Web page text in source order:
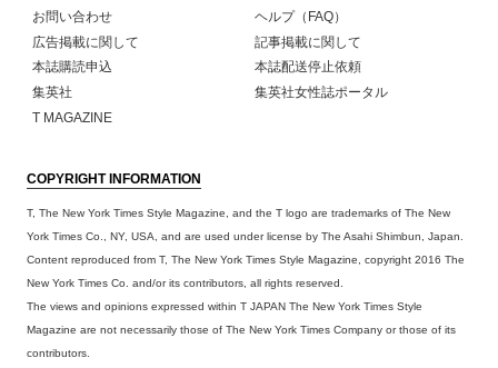
お問い合わせ
ヘルプ（FAQ）
広告掲載に関して
記事掲載に関して
本誌購読申込
本誌配送停止依頼
集英社
集英社女性誌ポータル
T MAGAZINE
COPYRIGHT INFORMATION
T, The New York Times Style Magazine, and the T logo are trademarks of The New
York Times Co., NY, USA, and are used under license by The Asahi Shimbun, Japan.
Content reproduced from T, The New York Times Style Magazine, copyright 2016 The
New York Times Co. and/or its contributors, all rights reserved.
The views and opinions expressed within T JAPAN The New York Times Style
Magazine are not necessarily those of The New York Times Company or those of its
contributors.